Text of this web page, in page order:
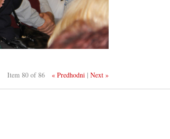
Item 80 of 86 « Predhodni |Next »